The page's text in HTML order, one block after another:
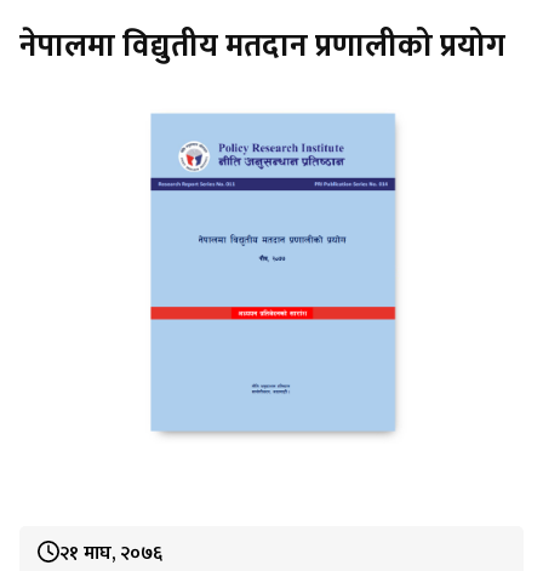
नेपालमा विद्युतीय मतदान प्रणालीको प्रयोग
२१ माघ, २०७६